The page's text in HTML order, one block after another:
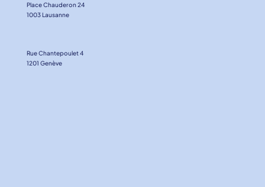
Place Chauderon 24
1003 Lausanne
Rue Chantepoulet 4
1201 Genève